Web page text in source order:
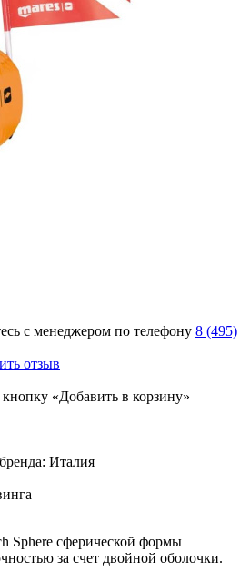
с менеджером по телефону 8 (495)
отзыв
«Добавить в корзину»
Италия
Sphere сферической формы
за счет двойной оболочки.